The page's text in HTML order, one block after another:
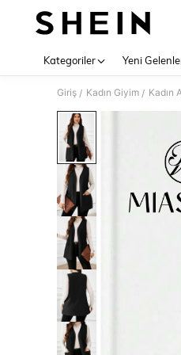
Kategoriler Yeni
Giriş / Kadın Giyim / Kadın